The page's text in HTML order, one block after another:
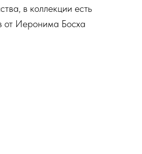
в коллекции есть
от Иеронима Босха